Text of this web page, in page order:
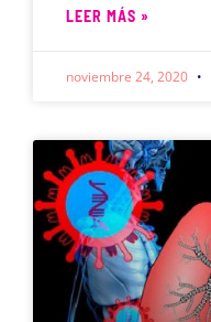
LEER MÁS »
noviembre 24, 2020